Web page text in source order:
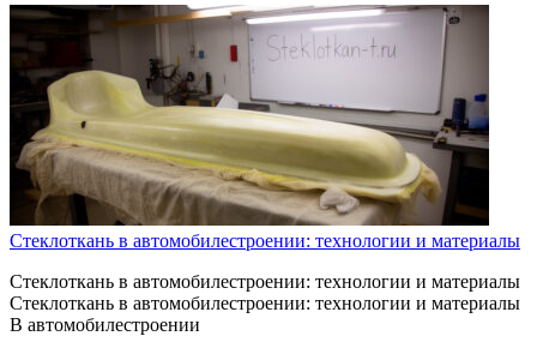
Стеклоткань в автомобилестроении: технологии и материалы
Стеклоткань в автомобилестроении: технологии и материалы
Стеклоткань в автомобилестроении: технологии и материалы
В автомобилестроении